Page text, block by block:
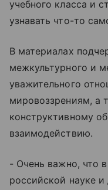
учебного класса и
узнавать что-то
В материалах
межкультурного и
уважительного
мировоззрениям, а
конструктивному
взаимодействию.
- Очень важно, что
российской науке